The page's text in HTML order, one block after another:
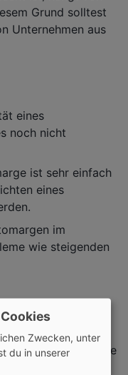
Grund solltest
Unternehmen aus
eines
noch nicht
ist sehr einfach
eines
im
wie steigenden
Branchen
je nach Branche
Zwecken, unter
du in unserer